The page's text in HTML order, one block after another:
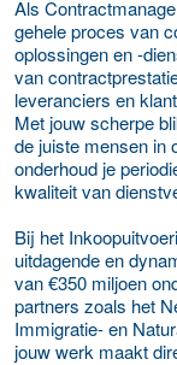
Als
gehele proces van
oplossingen en -
van
leveranciers en
Met jouw scherpe
de juiste mensen in
onderhoud je
kwaliteit van
Bij het
uitdagende en
van €350 miljoen
partners zoals het
Immigratie- en
jouw werk maakt